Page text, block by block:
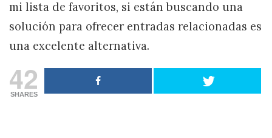
mi lista de favoritos, si están buscando una
solución para ofrecer entradas relacionadas es
una excelente alternativa.
42
SHARES